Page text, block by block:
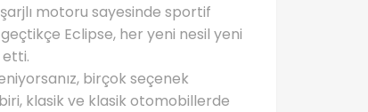
motoru sayesinde sportif
Eclipse, her yeni nesil yeni
birçok seçenek
klasik ve klasik otomobillerde